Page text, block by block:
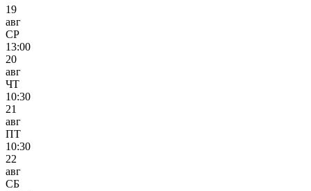
19
авг
СР
13:00
20
авг
ЧТ
10:30
21
авг
ПТ
10:30
22
авг
СБ